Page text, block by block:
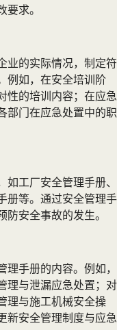
要求。
业的实际情况，制定符
例如，在安全培训阶
性的培训内容；在应急
部门在应急处置中的职
工厂安全管理手册、
册等。通过安全管理手
安全事故的发生。
手册的内容。例如，
理与泄漏应急处置；对
理与施工机械安全操
新安全管理制度与应急